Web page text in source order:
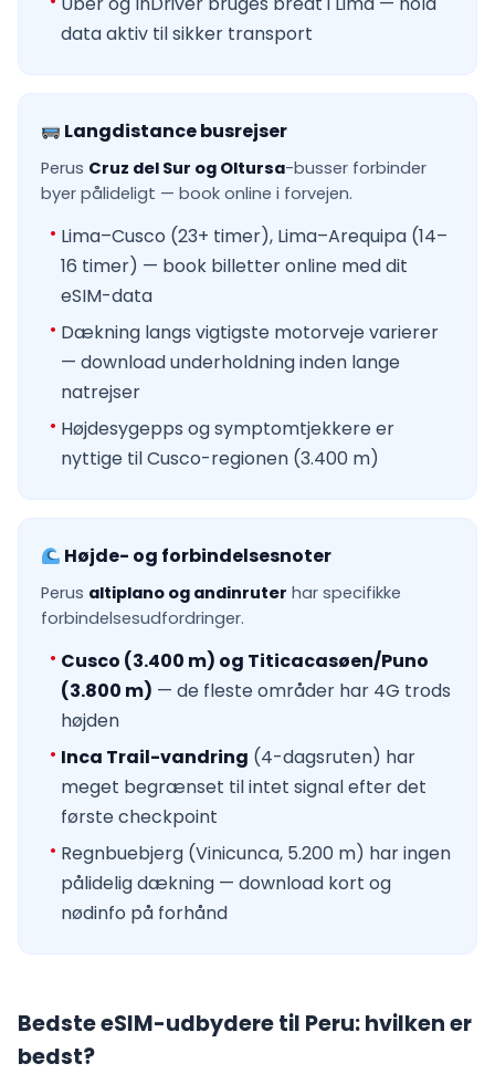
data aktiv til sikker transport
Langdistance busrejser
Perus Cruz del Sur og Oltursa-busser forbinder
byer pålideligt — book online i forvejen.
Lima–Cusco (23+ timer), Lima–Arequipa (14–
16 timer) — book billetter online med dit
eSIM-data
Dækning langs vigtigste motorveje varierer
— download underholdning inden lange
natrejser
Højdesygepps og symptomtjekkere er
nyttige til Cusco-regionen (3.400 m)
Højde- og forbindelsesnoter
Perus altiplano og andinruter har specifikke
forbindelsesudfordringer.
Cusco (3.400 m) og Titicacasøen/Puno
(3.800 m) — de fleste områder har 4G trods
højden
Inca Trail-vandring (4-dagsruten) har
meget begrænset til intet signal efter det
første checkpoint
Regnbuebjerg (Vinicunca, 5.200 m) har ingen
pålidelig dækning — download kort og
nødinfo på forhånd
Bedste eSIM-udbydere til Peru: hvilken er
bedst?